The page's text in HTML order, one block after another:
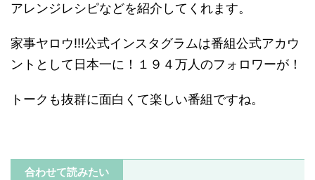
アレンジレシピなどを紹介してくれます。
家事ヤロウ!!!公式インスタグラムは番組公式アカウ
ントとして日本一に！１９４万人のフォロワーが！
トークも抜群に面白くて楽しい番組ですね。
合わせて読みたい